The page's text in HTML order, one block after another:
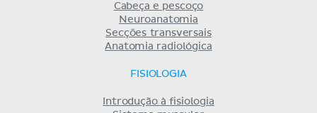
Cabeça e pescoço
Neuroanatomia
Secções transversais
Anatomia radiológica
FISIOLOGIA
Introdução à fisiologia